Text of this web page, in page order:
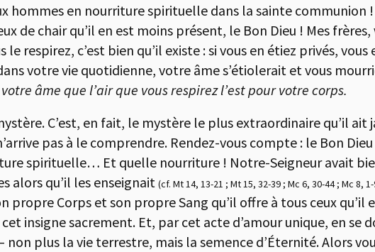
hommes en nourriture spirituelle dans la sainte communion
de chair qu’il en est moins présent, le Bon Dieu ! Mes frères,
respirez, c’est bien qu’il existe : si vous en étiez privés, vous
votre vie quotidienne, votre âme s’étiolerait et vous
âme que l’air que vous respirez l’est pour votre corps.
C’est, en fait, le mystère le plus extraordinaire qu’il ait
pas à le comprendre. Rendez-vous compte : le Bon
spirituelle… Et quelle nourriture ! Notre-Seigneur avait
alors qu’il les enseignait (cf. Mt 14, 13-21 ; Mt 15, 32-39 ; Mc 6, 30-44 ; Mc 8,
propre Corps et son propre Sang qu’il offre à tous ceux qu’il
insigne sacrement. Et, par cet acte d’amour unique, en se
plus la vie terrestre, mais la semence d’Éternité. Alors